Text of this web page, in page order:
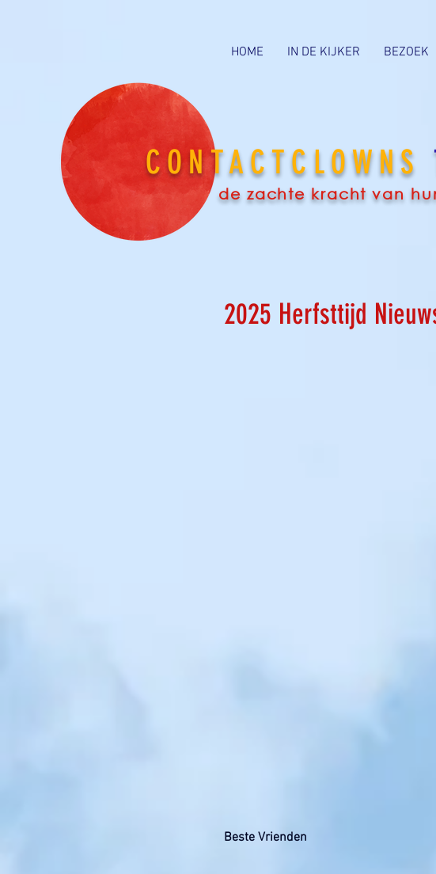
HOME IN DE KIJKER BEZOEK
CONTACTCLOWNS
de zachte kracht van
2025 Herfsttijd
Beste Vrienden